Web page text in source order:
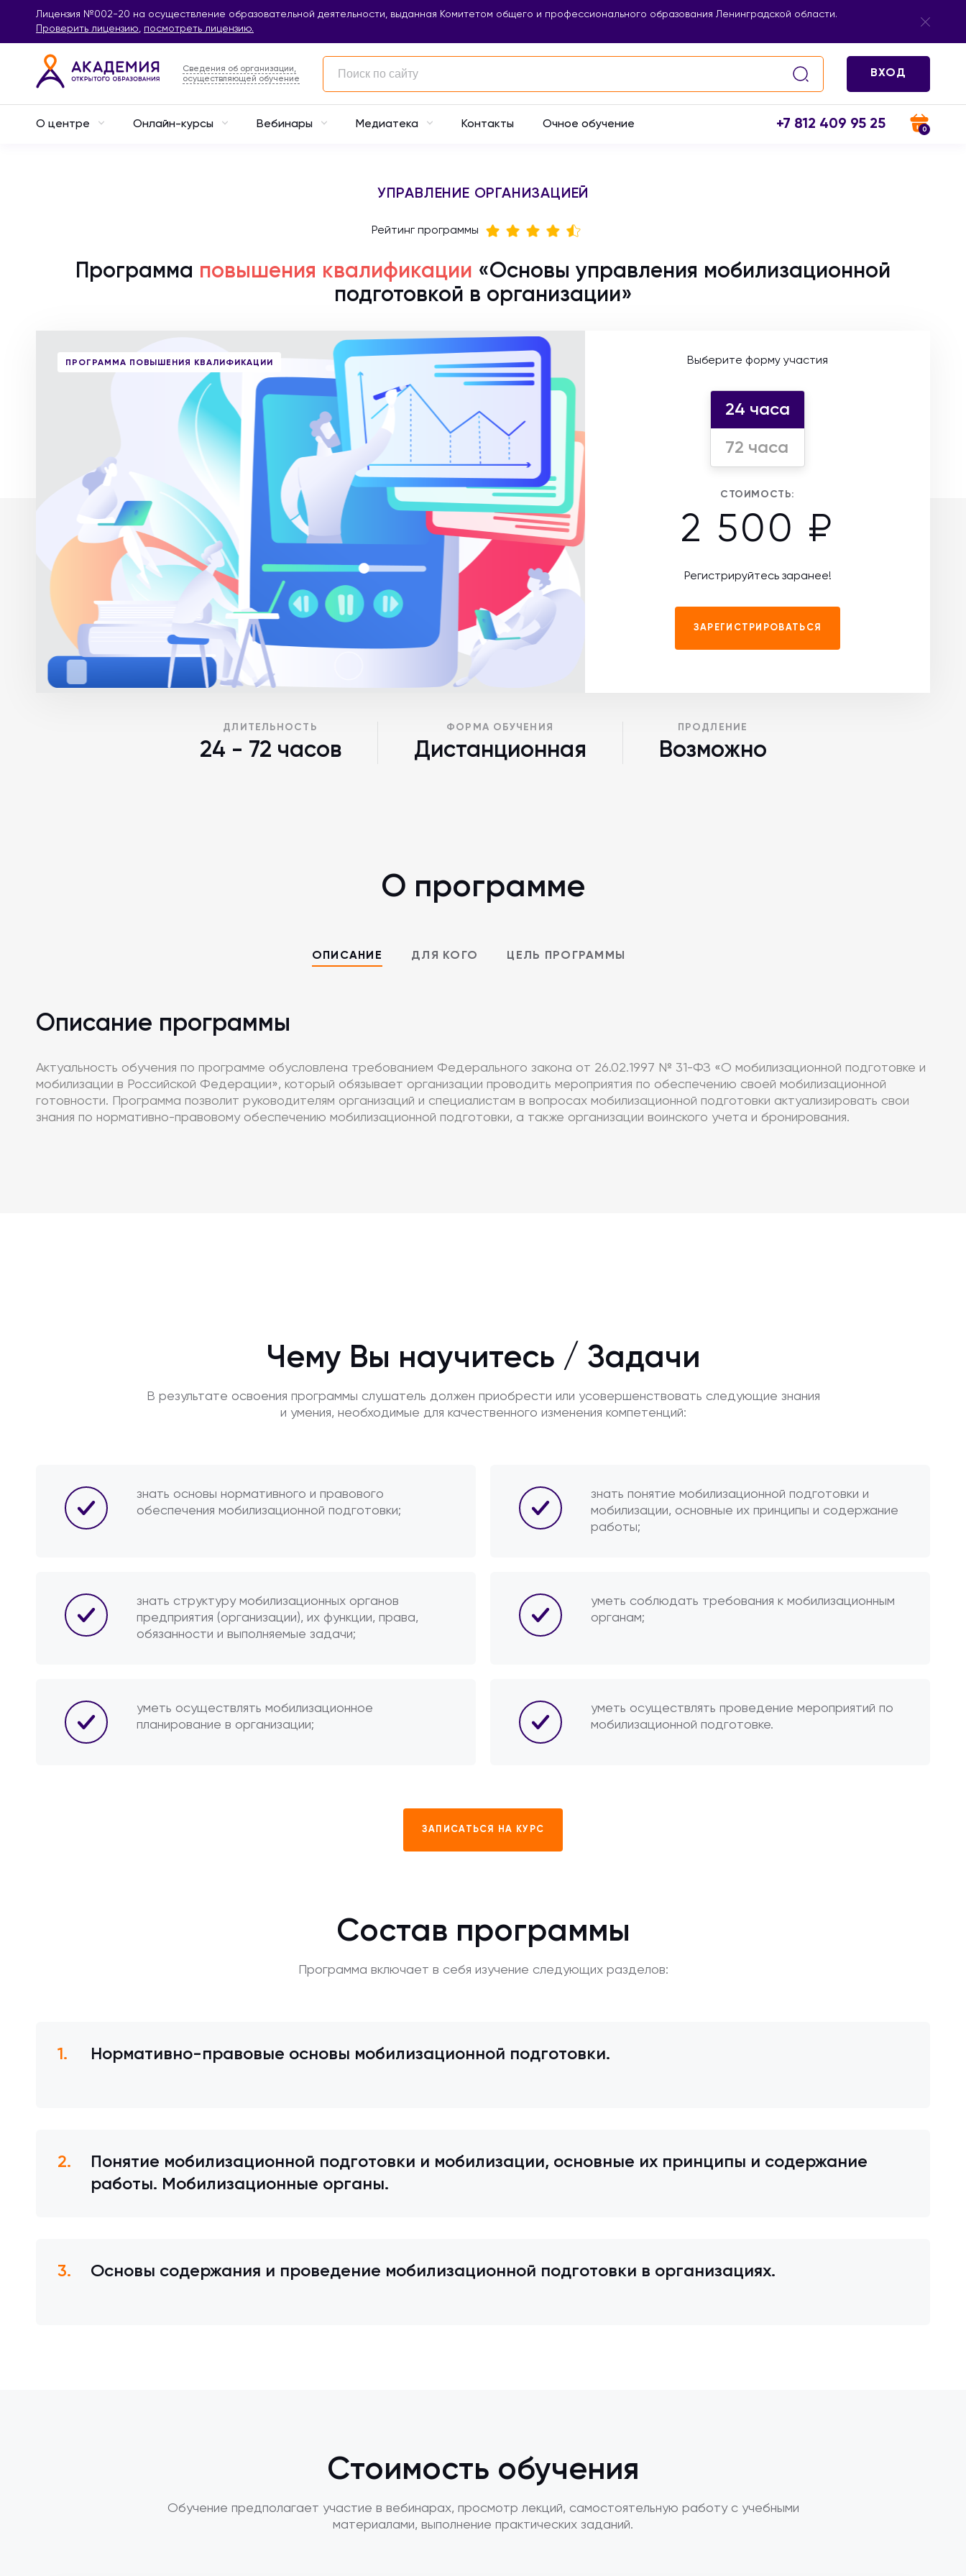
Лицензия №002-20 на осуществление образовательной деятельности, выданная Комитетом общего и профессионального образования Ленинградской области.
Проверить лицензию, посмотреть лицензию.
Сведения об организации,
осуществляющей обучение
ВХОД
О центре Онлайн-курсы Вебинары Медиатека Контакты Очное обучение +7 812 409 95 25 0
УПРАВЛЕНИЕ ОРГАНИЗАЦИЕЙ
Рейтинг программы
Программа повышения квалификации «Основы управления мобилизационной
подготовкой в организации»
ПРОГРАММА ПОВЫШЕНИЯ КВАЛИФИКАЦИИ Выберите форму участия
24 часа
72 часа
СТОИМОСТЬ:
2 500 ₽
Регистрируйтесь заранее!
ЗАРЕГИСТРИРОВАТЬСЯ
ДЛИТЕЛЬНОСТЬ
24 - 72 часов
ФОРМА ОБУЧЕНИЯ
Дистанционная
ПРОДЛЕНИЕ
Возможно
О программе
ОПИСАНИЕ ДЛЯ КОГО ЦЕЛЬ ПРОГРАММЫ
Описание программы
Актуальность обучения по программе обусловлена требованием Федерального закона от 26.02.1997 № 31-ФЗ «О мобилизационной подготовке и
мобилизации в Российской Федерации», который обязывает организации проводить мероприятия по обеспечению своей мобилизационной
готовности. Программа позволит руководителям организаций и специалистам в вопросах мобилизационной подготовки актуализировать свои
знания по нормативно-правовому обеспечению мобилизационной подготовки, а также организации воинского учета и бронирования.
Чему Вы научитесь / Задачи
В результате освоения программы слушатель должен приобрести или усовершенствовать следующие знания
и умения, необходимые для качественного изменения компетенций:
знать основы нормативного и правового
обеспечения мобилизационной подготовки;
знать понятие мобилизационной подготовки и
мобилизации, основные их принципы и содержание
работы;
знать структуру мобилизационных органов
предприятия (организации), их функции, права,
обязанности и выполняемые задачи;
уметь соблюдать требования к мобилизационным
органам;
уметь осуществлять мобилизационное
планирование в организации;
уметь осуществлять проведение мероприятий по
мобилизационной подготовке.
ЗАПИСАТЬСЯ НА КУРС
Состав программы
Программа включает в себя изучение следующих разделов:
Нормативно-правовые основы мобилизационной подготовки.
Понятие мобилизационной подготовки и мобилизации, основные их принципы и содержание
работы. Мобилизационные органы.
Основы содержания и проведение мобилизационной подготовки в организациях.
Стоимость обучения
Обучение предполагает участие в вебинарах, просмотр лекций, самостоятельную работу с учебными
материалами, выполнение практических заданий.